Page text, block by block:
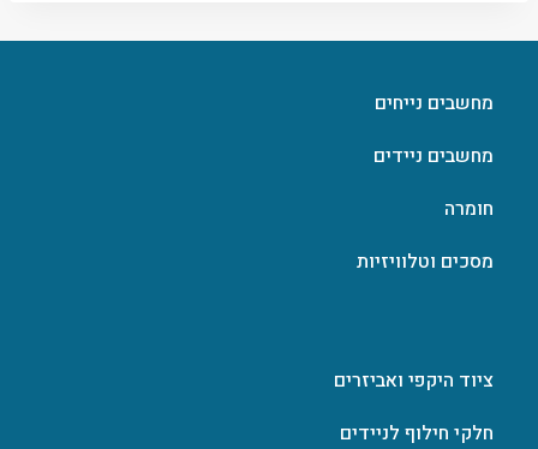
מחשבים נייחים
מחשבים ניידים
חומרה
מסכים וטלוויזיות
ציוד היקפי ואביזרים
חלקי חילוף לניידים